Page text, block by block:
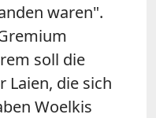
waren".
soll die
Laien, die sich
Woelkis